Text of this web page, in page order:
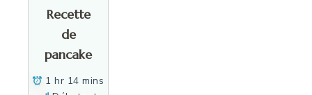
Recette
de
pancake
1 hr 14 mins